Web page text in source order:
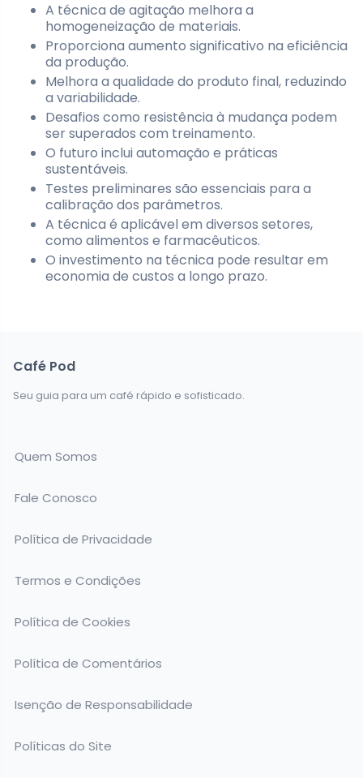
A técnica de agitação melhora a
homogeneização de materiais.
Proporciona aumento significativo na eficiência
da produção.
Melhora a qualidade do produto final, reduzindo
a variabilidade.
Desafios como resistência à mudança podem
ser superados com treinamento.
O futuro inclui automação e práticas
sustentáveis.
Testes preliminares são essenciais para a
calibração dos parâmetros.
A técnica é aplicável em diversos setores,
como alimentos e farmacêuticos.
O investimento na técnica pode resultar em
economia de custos a longo prazo.
Café Pod
Seu guia para um café rápido e sofisticado.
Quem Somos
Fale Conosco
Política de Privacidade
Termos e Condições
Política de Cookies
Política de Comentários
Isenção de Responsabilidade
Políticas do Site